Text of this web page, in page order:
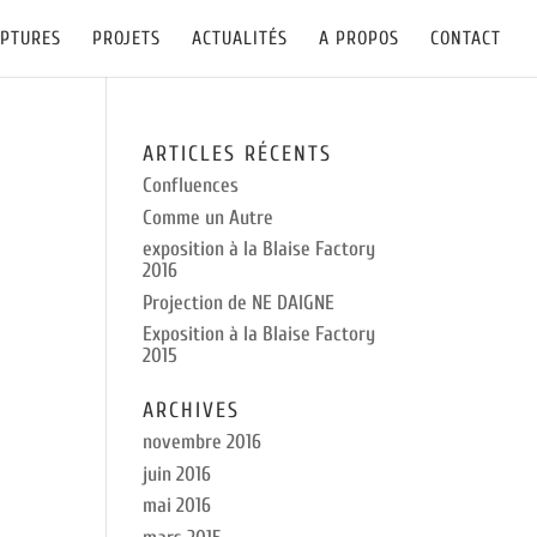
PROJETS ACTUALITÉS A PROPOS CONTACT
ARTICLES RÉCENTS
Confluences
Comme un Autre
exposition à la Blaise Factory
2016
Projection de NE DAIGNE
Exposition à la Blaise Factory
2015
ARCHIVES
novembre 2016
juin 2016
mai 2016